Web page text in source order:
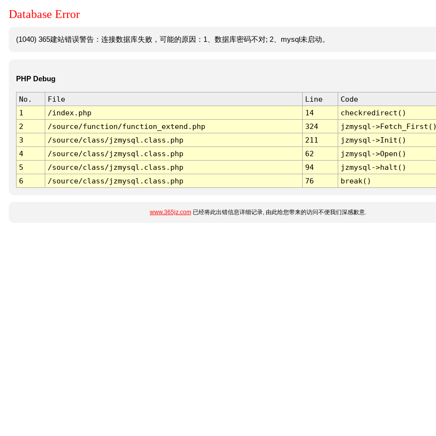
Database Error
(1040) 365建站错误警告：连接数据库失败，可能的原因：1、数据库密码不对; 2、mysql未启动。
PHP Debug
No. File Line
Code
1
/index.php 14
checkredirect()
2
/source/function/function_extend.php 324
jzmysql-
3
/source/class/jzmysql.class.php 211
jzmysql->Init()
4
/source/class/jzmysql.class.php 62
jzmysql->Open()
5
/source/class/jzmysql.class.php 94
jzmysql->halt()
6
/source/class/jzmysql.class.php 76 break()
www.365jz.com已经将此出错信息详细记录, 由此给您带来的访问不便我们深感歉意.